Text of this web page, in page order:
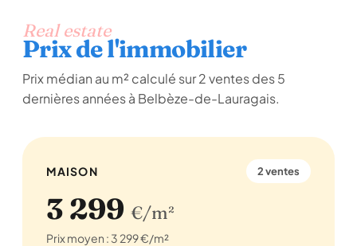
Real estate
Prix de l'immobilier
Prix médian au m² calculé sur 2 ventes des 5
dernières années à Belbèze-de-Lauragais.
MAISON 2 ventes
3 299 €/m²
Prix moyen : 3 299 €/m²